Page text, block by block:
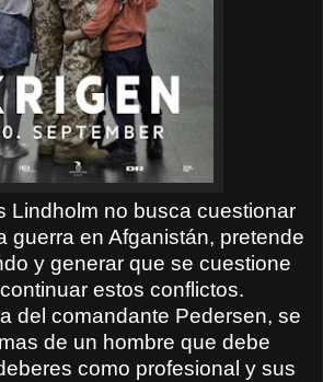
Lindholm no busca cuestionar
guerra en Afganistán, pretende
y generar que se cuestione
estos conflictos.
del comandante Pedersen, se
de un hombre que debe
como profesional y sus